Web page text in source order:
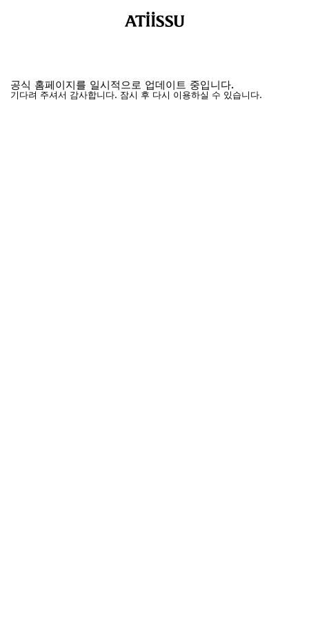
공식 홈페이지를 일시적으로 업데이트 중입니다.
기다려 주셔서 감사합니다. 잠시 후 다시 이용하실 수 있습니다.